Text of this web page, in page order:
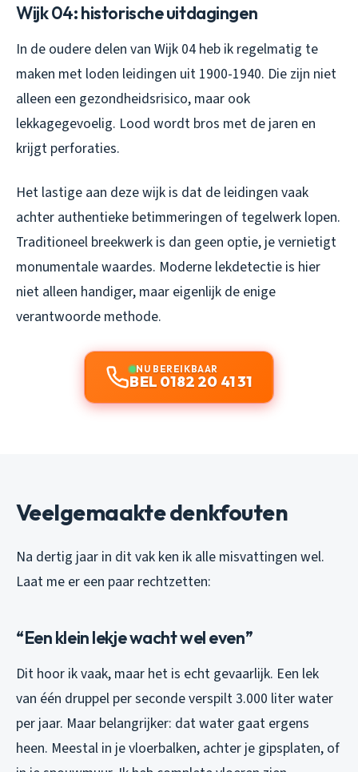
Wijk 04: historische uitdagingen
In de oudere delen van Wijk 04 heb ik regelmatig te
maken met loden leidingen uit 1900-1940. Die zijn niet
alleen een gezondheidsrisico, maar ook
lekkagegevoelig. Lood wordt bros met de jaren en
krijgt perforaties.
Het lastige aan deze wijk is dat de leidingen vaak
achter authentieke betimmeringen of tegelwerk lopen.
Traditioneel breekwerk is dan geen optie, je vernietigt
monumentale waardes. Moderne lekdetectie is hier
niet alleen handiger, maar eigenlijk de enige
verantwoorde methode.
NU BEREIKBAAR
BEL 0182 20 41 31
Veelgemaakte denkfouten
Na dertig jaar in dit vak ken ik alle misvattingen wel.
Laat me er een paar rechtzetten:
“Een klein lekje wacht wel even”
Dit hoor ik vaak, maar het is echt gevaarlijk. Een lek
van één druppel per seconde verspilt 3.000 liter water
per jaar. Maar belangrijker: dat water gaat ergens
heen. Meestal in je vloerbalken, achter je gipsplaten, of